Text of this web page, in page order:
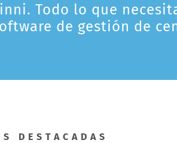
Todo lo que
de gestión de
DESTACADAS